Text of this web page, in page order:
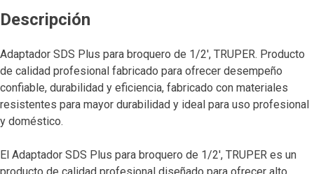
Descripción
Adaptador SDS Plus para broquero de 1/2′, TRUPER. Producto
de calidad profesional fabricado para ofrecer desempeño
confiable, durabilidad y eficiencia, fabricado con materiales
resistentes para mayor durabilidad y ideal para uso profesional
y doméstico.
El Adaptador SDS Plus para broquero de 1/2′, TRUPER es un